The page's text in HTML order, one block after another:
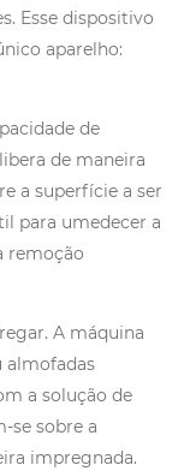
Esse dispositivo
aparelho:
de
de maneira
a superfície a ser
para umedecer a
remoção
A máquina
almofadas
a solução de
se sobre a
impregnada.